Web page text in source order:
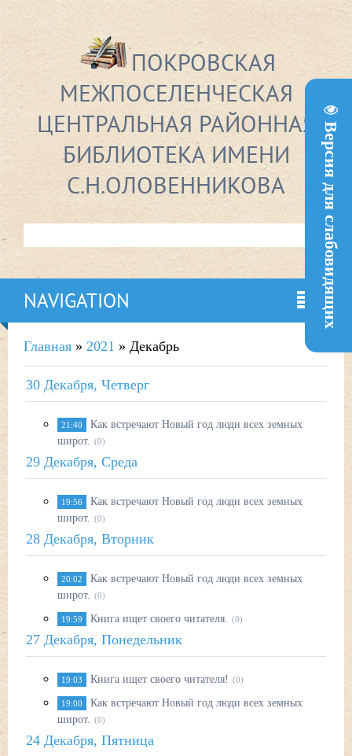
Версия для слабовидящих
ПОКРОВСКАЯ
МЕЖПОСЕЛЕНЧЕСКАЯ
ЦЕНТРАЛЬНАЯ РАЙОННАЯ
БИБЛИОТЕКА ИМЕНИ
С.Н.ОЛОВЕННИКОВА
NAVIGATION
Главная » 2021 » Декабрь
30 Декабря, Четверг
21:40
Как встречают Новый год люди всех земных
широт. (0)
29 Декабря, Среда
19:56
Как встречают Новый год люди всех земных
широт. (0)
28 Декабря, Вторник
20:02
Как встречают Новый год люди всех земных
широт. (0)
19:59 Книга ищет своего читателя. (0)
27 Декабря, Понедельник
19:03 Книга ищет своего читателя! (0)
19:00
Как встречают Новый год люди всех земных
широт. (0)
24 Декабря, Пятница